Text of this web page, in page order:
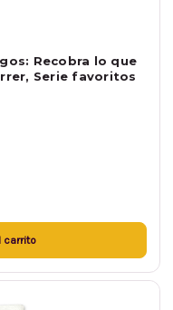
Recobra lo que
Serie favoritos
carrito